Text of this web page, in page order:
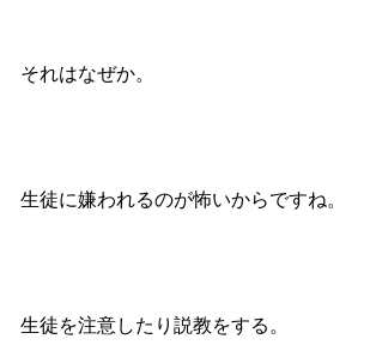
それはなぜか。
生徒に嫌われるのが怖いからですね。
生徒を注意したり説教をする。